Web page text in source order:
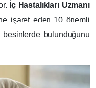
İç Hastalıkları Uzmanı
işaret eden 10 önemli
bulunduğunu